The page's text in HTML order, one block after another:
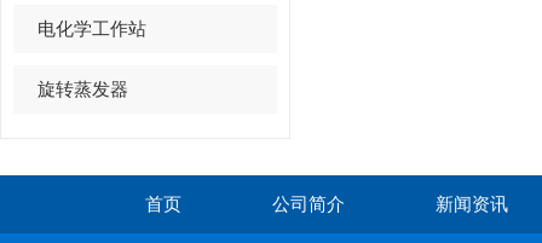
电化学工作站
旋转蒸发器
首页 公司简介 新闻资讯